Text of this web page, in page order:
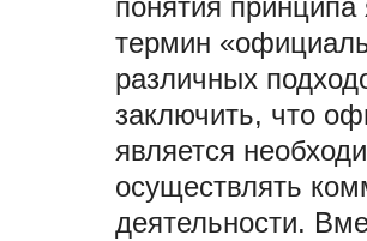
понятия принципа
термин
различных
заключить, что
является
осуществлять
деятельности.